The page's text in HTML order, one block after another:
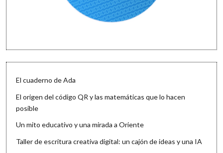
El cuaderno de Ada
El origen del código QR y las matemáticas que lo hacen
posible
Un mito educativo y una mirada a Oriente
Taller de escritura creativa digital: un cajón de ideas y una IA